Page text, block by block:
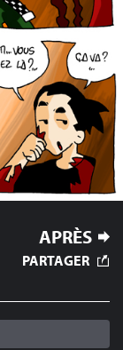
APRÈS
PARTAGER